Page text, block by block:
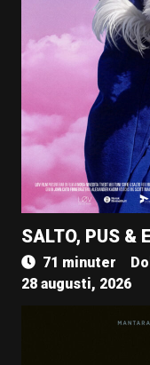
SALTO, PUS &
71 minuter
28 augusti, 2026